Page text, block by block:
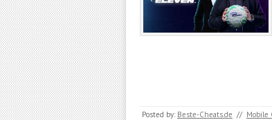
Posted by: Beste-Cheats.de // Mobile